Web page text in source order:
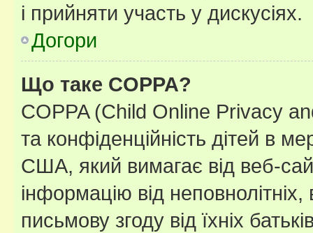
і прийняти участь у дискусіях.
Догори
Що таке COPPA?
COPPA (Child Online Privacy
та конфіденційність дітей в
США, який вимагає від веб-
інформацію від
письмову згоду від їхніх